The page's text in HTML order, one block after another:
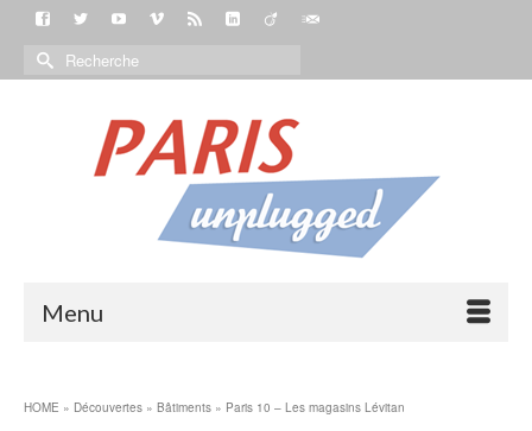
Menu
HOME » Découvertes » Bâtiments » Paris 10 – Les magasins Lévitan